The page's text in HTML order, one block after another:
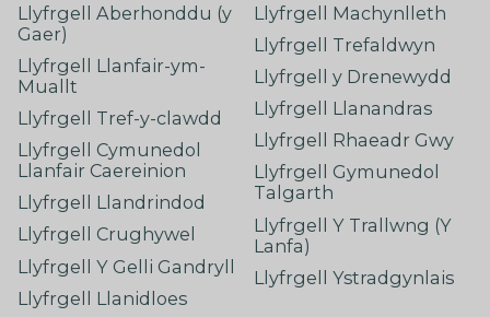
Llyfrgell Aberhonddu (y
Gaer)
Llyfrgell Llanfair-ym-
Muallt
Llyfrgell Tref-y-clawdd
Llyfrgell Cymunedol
Llanfair Caereinion
Llyfrgell Llandrindod
Llyfrgell Crughywel
Llyfrgell Y Gelli Gandryll
Llyfrgell Llanidloes
Llyfrgell Machynlleth
Llyfrgell Trefaldwyn
Llyfrgell y Drenewydd
Llyfrgell Llanandras
Llyfrgell Rhaeadr Gwy
Llyfrgell Gymunedol
Talgarth
Llyfrgell Y Trallwng (Y
Lanfa)
Llyfrgell Ystradgynlais